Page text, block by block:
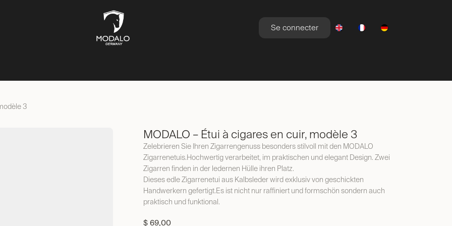
Se connecter
3
MODALO – Étui à cigares en cuir, modèle 3
Zelebrieren Sie Ihren Zigarrengenuss besonders stilvoll mit den MODALO
Zigarrenetuis.Hochwertig verarbeitet, im praktischen und elegant Design. Zwei
Zigarren finden in der ledernen Hülle ihren Platz.
Dieses edle Zigarrenetui aus Kalbsleder wird exklusiv von geschickten
Handwerkern gefertigt.Es ist nicht nur raffiniert und formschön sondern auch
praktisch und funktional.
$ 69,00